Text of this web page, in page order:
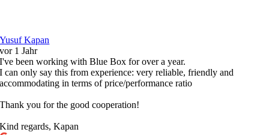
Yusuf Kapan
vor 1 Jahr
I've been working with Blue Box for over a year.
I can only say this from experience: very reliable, friendly and
accommodating in terms of price/performance ratio
Thank you for the good cooperation!
Kind regards, Kapan